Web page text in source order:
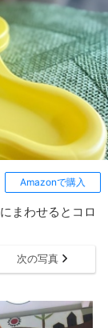
Amazonで購入
まわせるとコロ
次の写真